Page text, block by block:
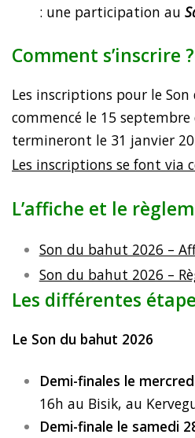
: une participation au
Comment s’inscrire ?
Les inscriptions pour le
commencé le 15
termineront le 31 janvier
Les inscriptions se font via
L’affiche et le
Son du bahut 2026 –
Son du bahut 2026 –
Les différentes
Le Son du bahut 2026
Demi-finales le
16h au Bisik, au
Demi-finale le samedi